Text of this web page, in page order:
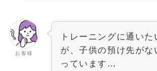
お客様
トレーニングに通いた
が、子供の預け先がな
っています…